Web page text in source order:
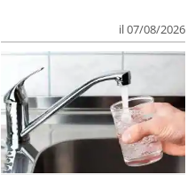
il 07/08/2026